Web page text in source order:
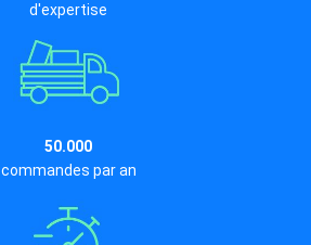
d'expertise
50.000
commandes par an